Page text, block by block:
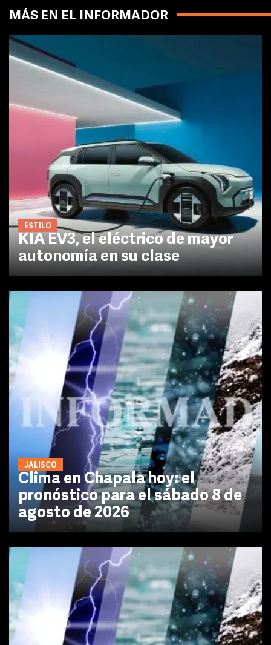
MÁS EN EL INFORMADOR
ESTILO
KIA EV3, el eléctrico de mayor
autonomía en su clase
JALISCO
Clima en Chapala hoy: el
pronóstico para el sábado 8 de
agosto de 2026